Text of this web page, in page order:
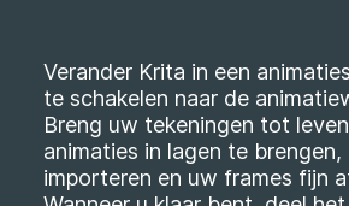
Verander Krita in een
te schakelen naar de
Breng uw tekeningen tot
animaties in lagen te
importeren en uw frames fijn